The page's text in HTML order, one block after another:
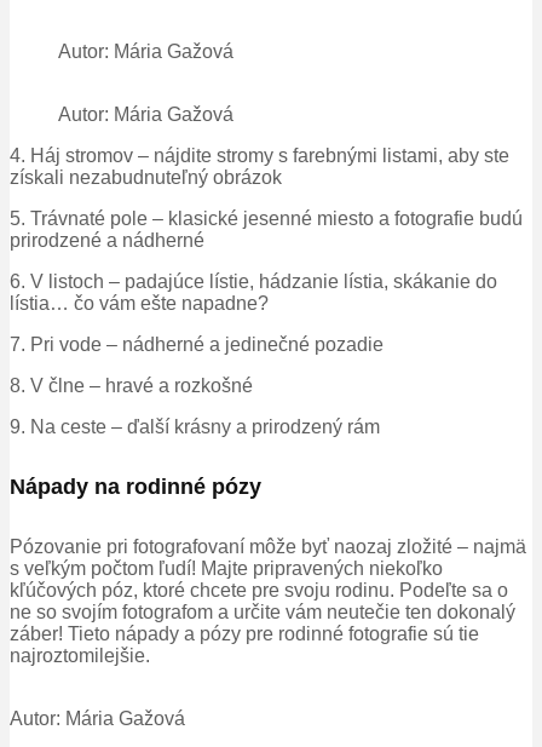
Autor: Mária Gažová
Autor: Mária Gažová
4. Háj stromov – nájdite stromy s farebnými listami, aby ste
získali nezabudnuteľný obrázok
5. Trávnaté pole – klasické jesenné miesto a fotografie budú
prirodzené a nádherné
6. V listoch – padajúce lístie, hádzanie lístia, skákanie do
lístia… čo vám ešte napadne?
7. Pri vode – nádherné a jedinečné pozadie
8. V člne – hravé a rozkošné
9. Na ceste – ďalší krásny a prirodzený rám
Nápady na rodinné pózy
Pózovanie pri fotografovaní môže byť naozaj zložité – najmä
s veľkým počtom ľudí! Majte pripravených niekoľko
kľúčových póz, ktoré chcete pre svoju rodinu. Podeľte sa o
ne so svojím fotografom a určite vám neutečie ten dokonalý
záber! Tieto nápady a pózy pre rodinné fotografie sú tie
najroztomilejšie.
Autor: Mária Gažová